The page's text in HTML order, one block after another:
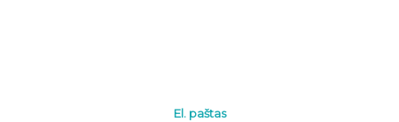
El. paštas